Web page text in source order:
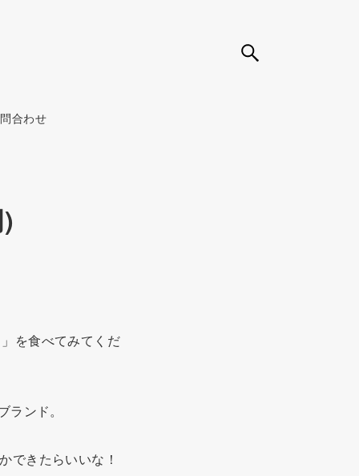
合わせ
を食べてみてくだ
ンド。
できたらいいな！